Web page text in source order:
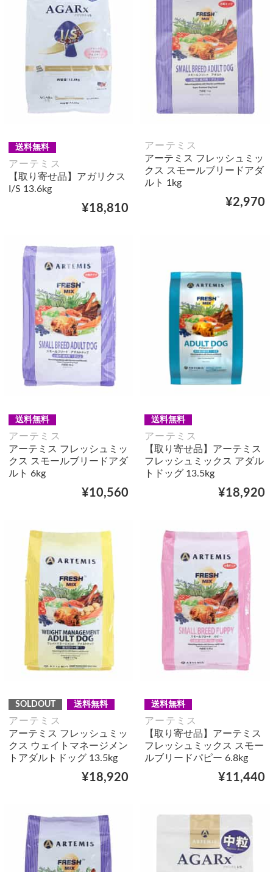
送料無料
アーテミス
【取り寄せ品】アガリクス
I/S 13.6kg
¥18,810
アーテミス
アーテミス フレッシュミッ
クス スモールブリードアダ
ルト 1kg
¥2,970
送料無料
アーテミス
アーテミス フレッシュミッ
クス スモールブリードアダ
ルト 6kg
¥10,560
送料無料
アーテミス
【取り寄せ品】アーテミス
フレッシュミックス アダル
トドッグ 13.5kg
¥18,920
SOLDOUT 送料無料
アーテミス
アーテミス フレッシュミッ
クス ウェイトマネージメン
トアダルトドッグ 13.5kg
¥18,920
送料無料
アーテミス
【取り寄せ品】アーテミス
フレッシュミックス スモー
ルブリードパピー 6.8kg
¥11,440